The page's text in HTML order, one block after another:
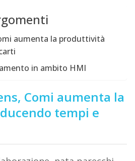
aumenta la produttività
in ambito HMI
Comi aumenta la
tempi e